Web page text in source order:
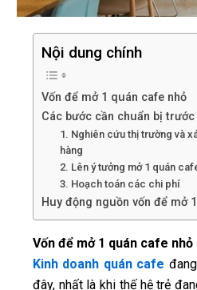
Nội dung chính
Vốn để mở 1 quán cafe nhỏ
Các bước cần chuẩn bị
1. Nghiên cứu thị trường và
hàng
2. Lên ý tưởng mở 1 quán
3. Hoạch toán các chi phí
Huy động nguồn vốn để mở
Vốn để mở 1 quán cafe nhỏ
Kinh doanh quán cafe
đây, nhất là khi thế hệ trẻ